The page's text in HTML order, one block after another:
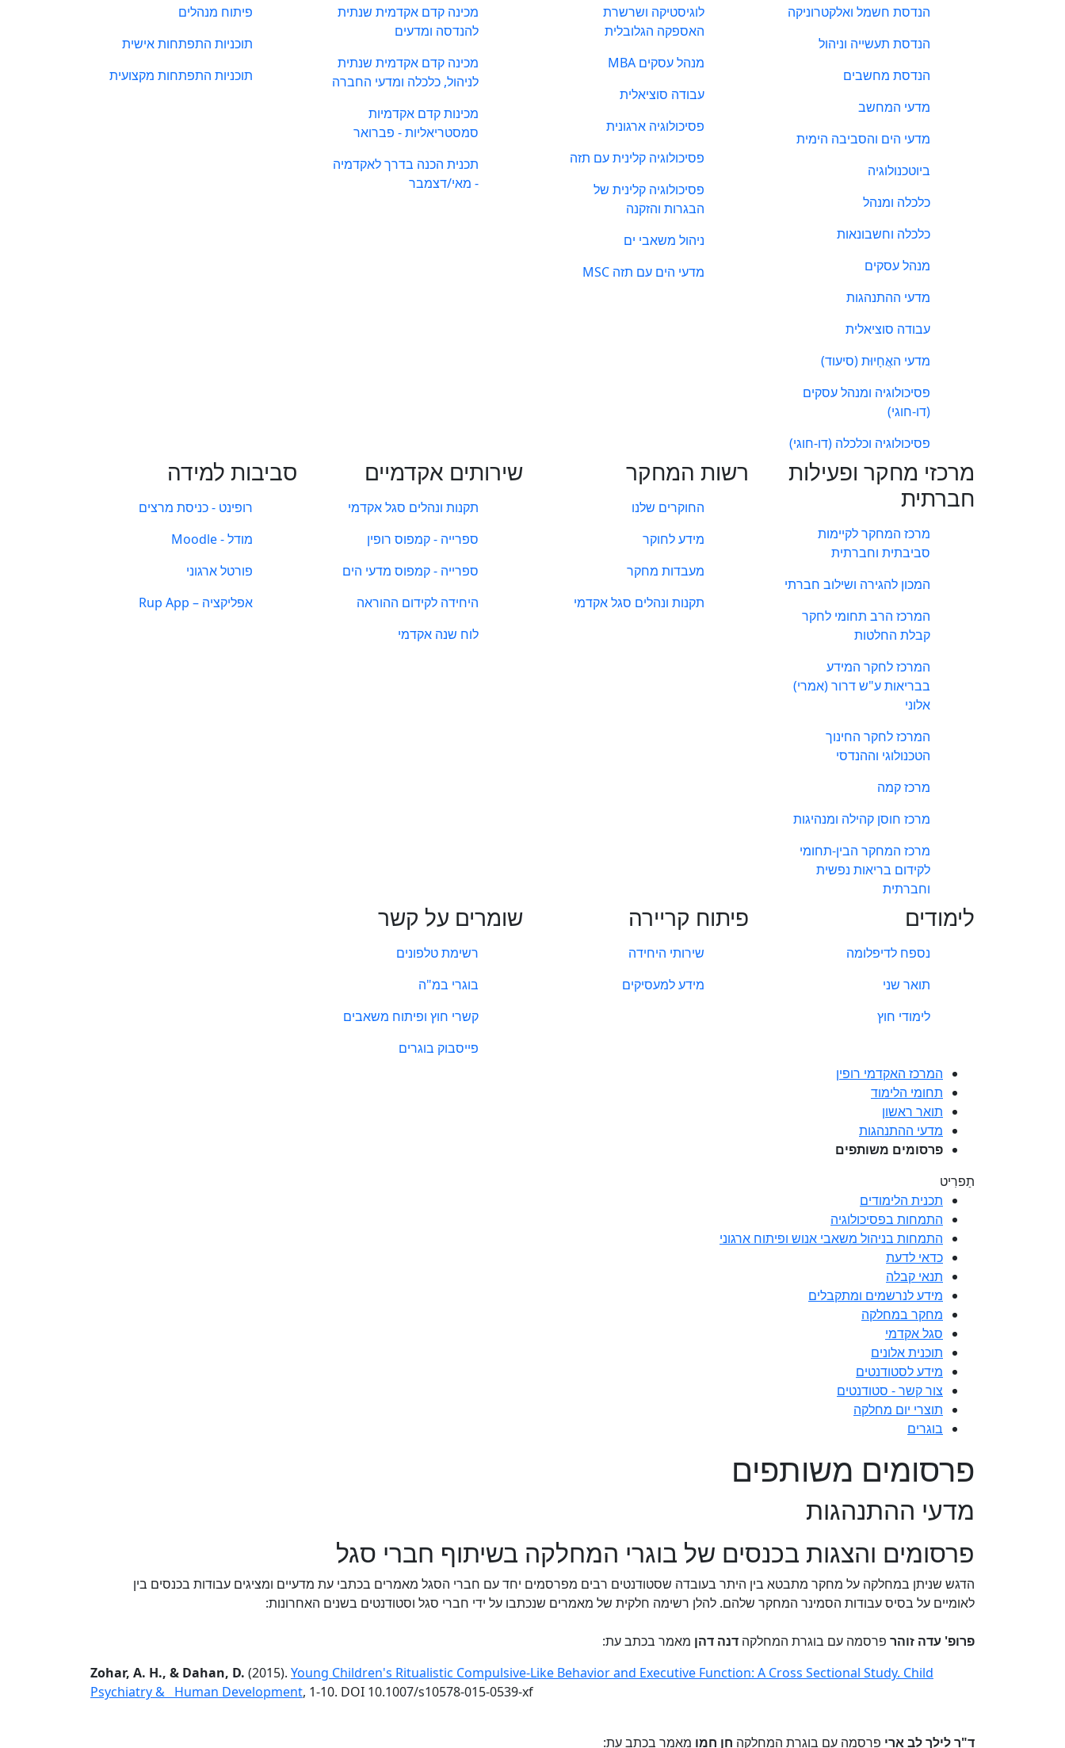
הנדסת חשמל ואלקטרוניקה
הנדסת תעשייה וניהול
הנדסת מחשבים
מדעי המחשב
מדעי הים והסביבה הימית
ביוטכנולוגיה
כלכלה ומנהל
כלכלה וחשבונאות
מנהל עסקים
מדעי ההתנהגות
עבודה סוציאלית
מדעי האֲחָיוּת (סיעוד)
פסיכולוגיה ומנהל עסקים
(דו-חוגי)
פסיכולוגיה וכלכלה (דו-חוגי)
לוגיסטיקה ושרשרת
האספקה הגלובלית
מנהל עסקים MBA
עבודה סוציאלית
פסיכולוגיה ארגונית
פסיכולוגיה קלינית עם תזה
פסיכולוגיה קלינית של
הבגרות והזקנה
ניהול משאבי ים
מדעי הים עם תזה MSC
מכינה קדם אקדמית שנתית
להנדסה ומדעים
מכינה קדם אקדמית שנתית
לניהול, כלכלה ומדעי החברה
מכינות קדם אקדמיות
סמסטריאליות - פברואר
תכנית הכנה בדרך לאקדמיה
- מאי/דצמבר
פיתוח מנהלים
תוכניות התפתחות אישית
תוכניות התפתחות מקצועית
מרכזי מחקר ופעילות
חברתית
מרכז המחקר לקיימות
סביבתית וחברתית
המכון להגירה ושילוב חברתי
המרכז הרב תחומי לחקר
קבלת החלטות
המרכז לחקר המידע
בבריאות ע"ש דרור (אמרי)
אלוני
המרכז לחקר החינוך
הטכנולוגי וההנדסי
מרכז קמה
מרכז חוסן קהילה ומנהיגות
מרכז המחקר הבין-תחומי
לקידום בריאות נפשית
וחברתית
רשות המחקר
החוקרים שלנו
מידע לחוקר
מעבדות מחקר
תקנות ונהלים סגל אקדמי
שירותים אקדמיים
תקנות ונהלים סגל אקדמי
ספרייה - קמפוס רופין
ספרייה - קמפוס מדעי הים
היחידה לקידום ההוראה
לוח שנה אקדמי
סביבות למידה
רופינט - כניסת מרצים
מודל - Moodle
פורטל ארגוני
אפליקציה – Rup App
לימודים
נספח לדיפלומה
תואר שני
לימודי חוץ
פיתוח קריירה
שירותי היחידה
מידע למעסיקים
שומרים על קשר
רשימת טלפונים
בוגרי במ"ה
קשרי חוץ ופיתוח משאבים
פייסבוק בוגרים
המרכז האקדמי רופין
תחומי הלימוד
תואר ראשון
מדעי ההתנהגות
פרסומים משותפים
תַפרִיט
תכנית הלימודים
התמחות בפסיכולוגיה
התמחות בניהול משאבי אנוש ופיתוח ארגוני
כדאי לדעת
תנאי קבלה
מידע לנרשמים ומתקבלים
מחקר במחלקה
סגל אקדמי
תוכנית אלונים
מידע לסטודנטים
צור קשר - סטודנטים
תוצרי יום מחלקה
בוגרים
פרסומים משותפים
מדעי ההתנהגות
​​פרסומים והצגות בכנסים של בוגרי המחלקה בשיתוף חברי סגל
הדגש שניתן במחלקה על מחקר מתבטא בין היתר בעובדה שסטודנטים רבים מפרסמים יחד עם חברי הסגל מאמרים בכתבי עת מדעיים ומציגים עבודות בכנסים בין
לאומיים על בסיס עבודות הסמינר המחקר שלהם. להלן רשימה חלקית של מאמרים שנכתבו על ידי חברי סגל וסטודנטים בשנים האחרונות:
פרופ' עדה זוהר פרסמה עם בוגרת המחלקה דנה דהן מאמר בכתב עת:
Zohar, A. H., & Dahan, D. (2015). Young Children's Ritualistic Compulsive-Like Behavior and Executive Function: A Cross Sectional Study. Child
Psychiatry & Human Development, 1-10. DOI 10.1007/s10578-015-0539-xf
ד"ר לילך לב ארי פרסמה עם בוגרת המחלקה חן חמו מאמר בכתב עת: